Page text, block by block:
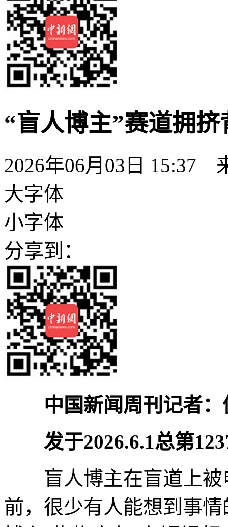
“盲人博主”赛道拥挤
2026年06月03日 15:37
大字体
小字体
分享到：
中国新闻周刊记者：
发于2026.6.1总第
盲人博主在盲道上被
前，很少有人能想到事